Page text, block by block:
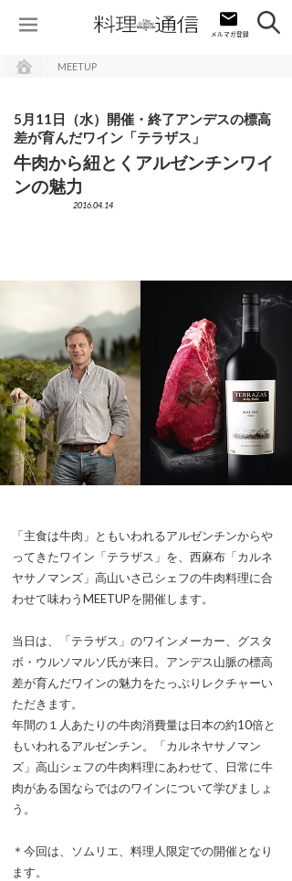
MEETUP
5月11日（水）開催・終了アンデスの標高
差が育んだワイン「テラザス」
牛肉から紐とくアルゼンチンワイ
ンの魅力
2016.04.14
「主食は牛肉」ともいわれるアルゼンチンからや
ってきたワイン「テラザス」を、西麻布「カルネ
ヤサノマンズ」高山いさ己シェフの牛肉料理に合
わせて味わうMEETUPを開催します。
当日は、「テラザス」のワインメーカー、グスタ
ボ・ウルソマルソ氏が来日。アンデス山脈の標高
差が育んだワインの魅力をたっぷりレクチャーい
ただきます。
年間の１人あたりの牛肉消費量は日本の約10倍と
もいわれるアルゼンチン。「カルネヤサノマン
ズ」高山シェフの牛肉料理にあわせて、日常に牛
肉がある国ならではのワインについて学びましょ
う。
＊今回は、ソムリエ、料理人限定での開催となり
ます。